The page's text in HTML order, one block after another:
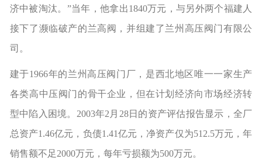
济中被淘汰。”当年，他拿出1840万元，与另外两个福建人
接下了濒临破产的兰高阀，并组建了兰州高压阀门有限公
司。
建于1966年的兰州高压阀门厂，是西北地区唯一一家生产
各类高中压阀门的骨干企业，但在计划经济向市场经济转
型中陷入困境。2003年2月28日的资产评估报告显示，全厂
总资产1.46亿元，负债1.41亿元，净资产仅为512.5万元，年
销售额不足2000万元，每年亏损额为500万元。